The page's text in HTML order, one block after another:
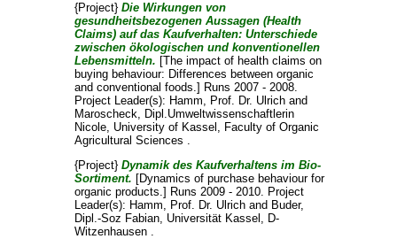
{Project} Die Wirkungen von
gesundheitsbezogenen Aussagen (Health
Claims) auf das Kaufverhalten: Unterschiede
zwischen ökologischen und konventionellen
Lebensmitteln. [The impact of health claims on
buying behaviour: Differences between organic
and conventional foods.] Runs 2007 - 2008.
Project Leader(s): Hamm, Prof. Dr. Ulrichand
Maroscheck, Dipl.Umweltwissenschaftlerin
Nicole, University of Kassel, Faculty of Organic
Agricultural Sciences .
{Project} Dynamik des Kaufverhaltens im Bio-
Sortiment. [Dynamics of purchase behaviour for
organic products.] Runs 2009 - 2010. Project
Leader(s): Hamm, Prof. Dr. Ulrichand Buder,
Dipl.-Soz Fabian, Universität Kassel, D-
Witzenhausen .